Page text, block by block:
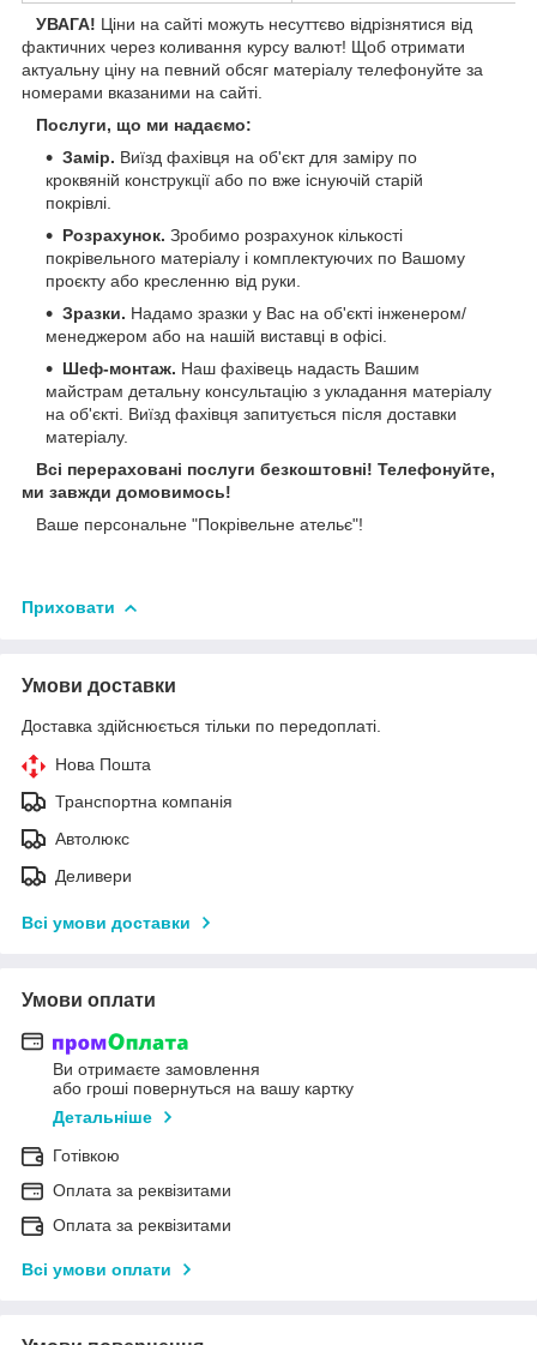
УВАГА! Ціни на сайті можуть несуттєво відрізнятися від
фактичних через коливання курсу валют! Щоб отримати
актуальну ціну на певний обсяг матеріалу телефонуйте за
номерами вказаними на сайті.
Послуги, що ми надаємо:
Замір. Виїзд фахівця на об'єкт для заміру по
кроквяній конструкції або по вже існуючій старій
покрівлі.
Розрахунок. Зробимо розрахунок кількості
покрівельного матеріалу і комплектуючих по Вашому
проєкту або кресленню від руки.
Зразки. Надамо зразки у Вас на об'єкті інженером/
менеджером або на нашій виставці в офісі.
Шеф-монтаж. Наш фахівець надасть Вашим
майстрам детальну консультацію з укладання матеріалу
на об'єкті. Виїзд фахівця запитується після доставки
матеріалу.
Всі перераховані послуги безкоштовні! Телефонуйте,
ми завжди домовимось!
Ваше персональне "Покрівельне ательє"!
Приховати
Умови доставки
Доставка здійснюється тільки по передоплаті.
Нова Пошта
Транспортна компанія
Автолюкс
Деливери
Всі умови доставки
Умови оплати
Ви отримаєте замовлення
або гроші повернуться на вашу картку
Детальніше
Готівкою
Оплата за реквізитами
Оплата за реквізитами
Всі умови оплати